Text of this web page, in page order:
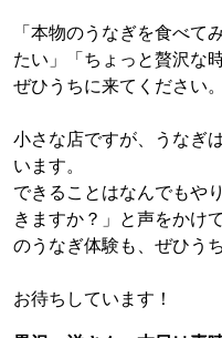
「本物のうなぎを食べて
たい」「ちょっと贅沢な
ぜひうちに来てください。
小さな店ですが、うなぎ
います。
できることはなんでもや
きますか？」と声をかけ
のうなぎ体験も、ぜひうち
お待ちしています！